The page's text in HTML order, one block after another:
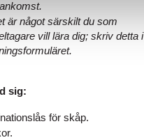
är något särskilt du som
vill lära dig; skriv detta i
sig:
för skåp.